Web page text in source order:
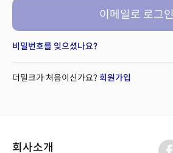
이메일로 로그인
비밀번호를 잊으셨나요?
더밀크가 처음이신가요? 회원가입
회사소개